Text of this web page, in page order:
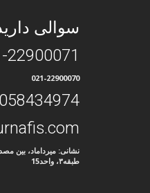
سوالی
22900071
021-22900070
طبقه۳، واحد15